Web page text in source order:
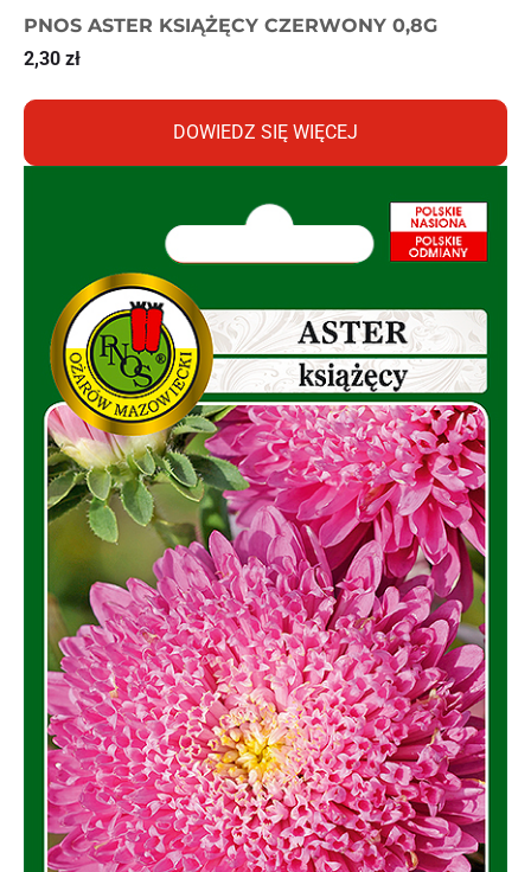
PNOS ASTER KSIĄŻĘCY CZERWONY 0,8G
2,30 zł
DOWIEDZ SIĘ WIĘCEJ